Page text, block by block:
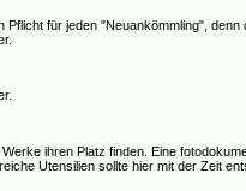
Pflicht für jeden "Neuankömmling",
Werke ihren Platz finden. Eine
Utensilien sollte hier mit der Zeit